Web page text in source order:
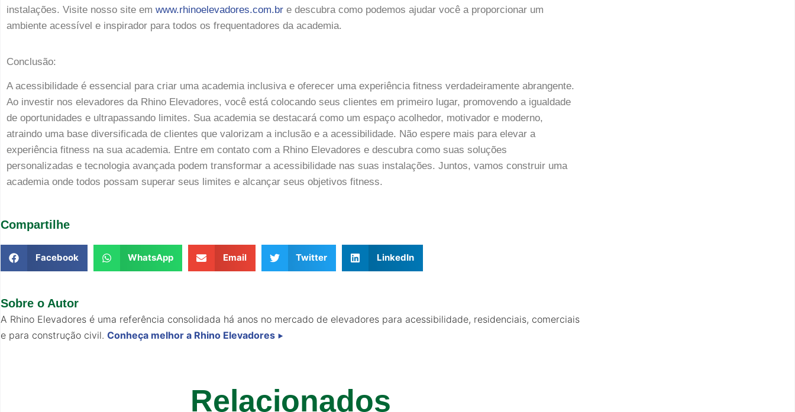
instalações. Visite nosso site em www.rhinoelevadores.com.br e descubra como podemos ajudar você a proporcionar um
ambiente acessível e inspirador para todos os frequentadores da academia.
Conclusão:
A acessibilidade é essencial para criar uma academia inclusiva e oferecer uma experiência fitness verdadeiramente abrangente.
Ao investir nos elevadores da Rhino Elevadores, você está colocando seus clientes em primeiro lugar, promovendo a igualdade
de oportunidades e ultrapassando limites. Sua academia se destacará como um espaço acolhedor, motivador e moderno,
atraindo uma base diversificada de clientes que valorizam a inclusão e a acessibilidade. Não espere mais para elevar a
experiência fitness na sua academia. Entre em contato com a Rhino Elevadores e descubra como suas soluções
personalizadas e tecnologia avançada podem transformar a acessibilidade nas suas instalações. Juntos, vamos construir uma
academia onde todos possam superar seus limites e alcançar seus objetivos fitness.
Compartilhe
Facebook WhatsApp Email Twitter LinkedIn
Sobre o Autor
A Rhino Elevadores é uma referência consolidada há anos no mercado de elevadores para acessibilidade, residenciais, comerciais
e para construção civil. Conheça melhor a Rhino Elevadores ⯈
Relacionados